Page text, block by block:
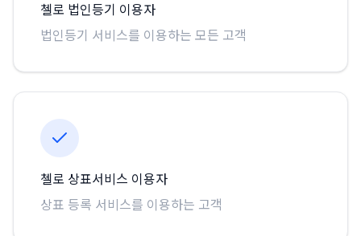
첼로 법인등기 이용자
법인등기 서비스를 이용하는 모든 고객
첼로 상표서비스 이용자
상표 등록 서비스를 이용하는 고객